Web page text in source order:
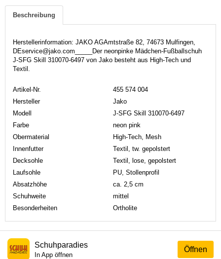
Beschreibung
Herstellerinformation: JAKO AGAmtstraße 82, 74673 Mulfingen,
DEservice@jako.com_____Der neonpinke Mädchen-Fußballschuh
J-SFG Skill 310070-6497 von Jako besteht aus High-Tech und
Textil.
Artikel-Nr.
455 574 004
Hersteller
Jako
Modell
J-SFG Skill 310070-6497
Farbe
neon pink
Obermaterial
High-Tech, Mesh
Innenfutter
Textil, tw. gepolstert
Decksohle
Textil, lose, gepolstert
Laufsohle
PU, Stollenprofil
Absatzhöhe
ca. 2,5 cm
Schuhweite
mittel
Besonderheiten
Ortholite
Öffnen
Schuhparadies
In App öffnen